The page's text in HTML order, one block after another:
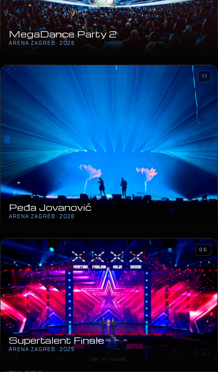
MegaDance Party 2
ARENA ZAGREB · 2026
Peđa Jovanović
ARENA ZAGREB · 2026
11
Supertalent Finale
ARENA ZAGREB · 2025
06